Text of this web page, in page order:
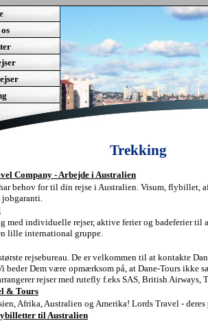
Trekking
Company - Arbejde i Australien
behov for til din rejse i Australien. Visum, flybillet,
jobgaranti.
med individuelle rejser, aktive ferier og badeferier til
lille international gruppe.
rejsebureau. De er velkommen til at kontakte
beder Dem være opmærksom på, at Dane-Tours ikke
rejser med rutefly f.eks SAS, British Airways,
& Tours
Afrika, Australien og Amerika! Lords Travel - deres
til Australien